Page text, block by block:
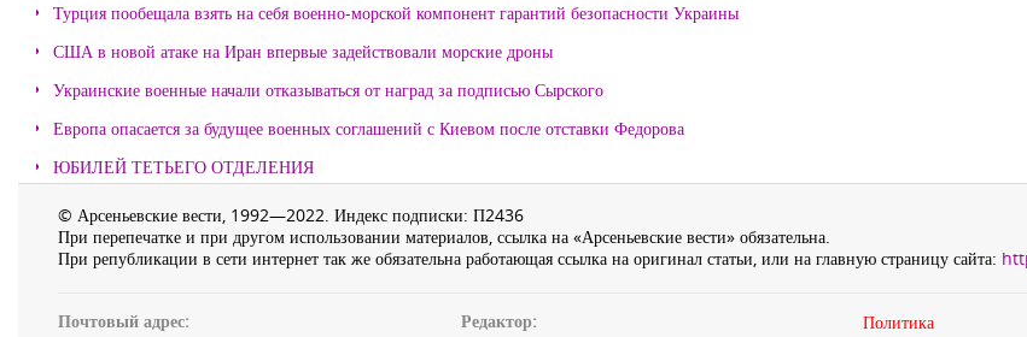
Турция пообещала взять на себя военно-морской компонент гарантий безопасности Украины
США в новой атаке на Иран впервые задействовали морские дроны
Украинские военные начали отказываться от наград за подписью Сырского
Европа опасается за будущее военных соглашений с Киевом после отставки Федорова
ЮБИЛЕЙ ТЕТЬЕГО ОТДЕЛЕНИЯ
© Арсеньевские вести, 1992—2022. Индекс подписки: П2436
При перепечатке и при другом использовании материалов, ссылка на «Арсеньевские вести» обязательна.
При републикации в сети интернет так же обязательна работающая ссылка на оригинал статьи, или на главную страницу сайта:
Почтовый адрес: Редактор:
Политика